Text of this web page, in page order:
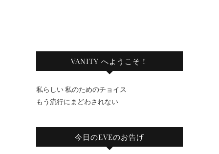
VANITY へようこそ！
私らしい 私のためのチョイス
もう流行にまどわされない
今日のEVEのお告げ